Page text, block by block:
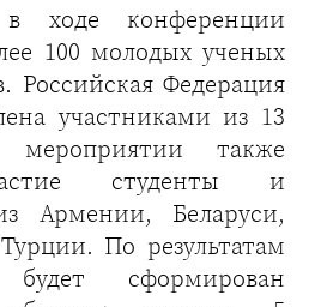
конференции
100 молодых ученых
Российская Федерация
участниками из 13
мероприятии также
студенты и
Армении, Беларуси,
По результатам
будет сформирован